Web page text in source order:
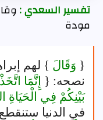
تفسير السعدي :
مودة
{ وَقَالَ } لهم
نصحه: { إِنَّمَا
بَيْنِكُمْ فِي الْحَيَاةِ
في الدنيا